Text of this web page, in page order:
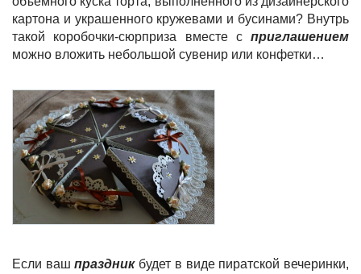
картона и украшенного кружевами и бусинами? Внутрь
такой коробочки-сюрприза вместе с приглашением
можно вложить небольшой сувенир или конфетки…
Если вашпраздникбудет в виде пиратской вечеринки,